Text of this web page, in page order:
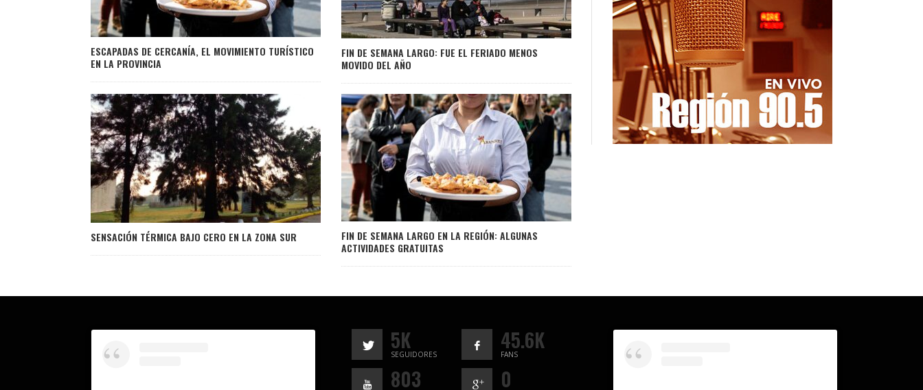
ESCAPADAS DE CERCANÍA, EL MOVIMIENTO TURÍSTICO
EN LA PROVINCIA
FIN DE SEMANA LARGO: FUE EL FERIADO MENOS
MOVIDO DEL AÑO
SENSACIÓN TÉRMICA BAJO CERO EN LA ZONA SUR
FIN DE SEMANA LARGO EN LA REGIÓN: ALGUNAS
ACTIVIDADES GRATUITAS
5K
SEGUIDORES
45.6K
FANS
803 0